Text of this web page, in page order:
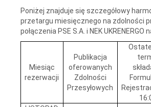
Poniżej znajduje się szczegółowy
przetargu miesięcznego na zdolności
połączenia PSE S.A. i NEK UKRENERGO
Miesiąc
rezerwacji
Publikacja
oferowanych
Zdolności
Przesyłowych